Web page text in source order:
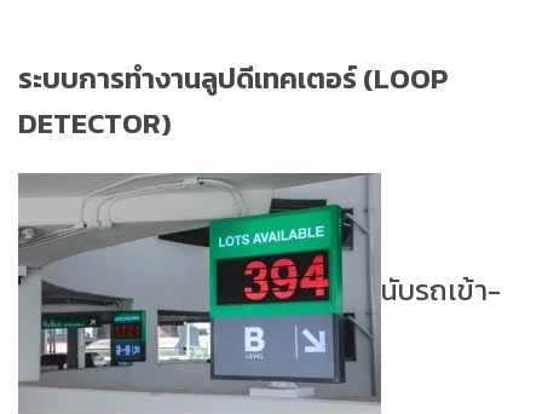
ระบบการทำงานลูปดีเทคเตอร์ (LOOP
DETECTOR)
นับรถเข้า-